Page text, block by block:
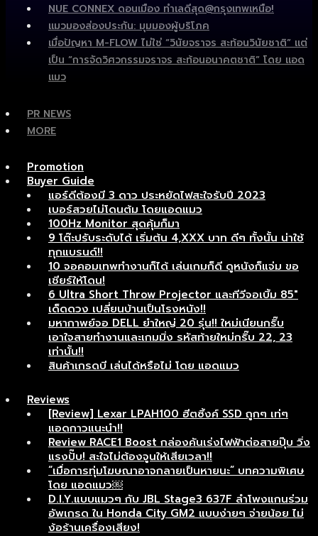
NUE CONNEX ดอนเมือง ทำเลดีสุด@กรุงเทพเหนือ!
แมวมองส่องประกัน: มุมมองผู้บริโภค
เมื่อปัญหา M-FLOW ไม่ใช่ “วินัยจราจร สะท้อนวินัยชาติ” แต่
เป็น “การจัดวิศวกรรมจราจร สะท้อนอนาคตชาติ” โดย แอด
แมว
PR NEWS
MORE
Promotion
Buyer Guide
แอร์ดีต้องมี 3 ดาว ประหยัดไฟสะใจรับปี 2023
เบอร์สวยไม่โดนต้ม โดยแอดแมว
100Hz Monitor สุดคุ้มก็มา
9 โต๊ะปรับระดับได้ เริ่มต้น 4,XXX บาท ดีๆ ทั้งนั้น น่าใช้
ทุกแบรนด์!!
10 จอคอมเทพทำงานก็ได้ เล่นเกมก็ดี ดูหนังก็แจ่ม ขอ
เชียร์ให้โดน!
6 Ultra Short Throw Projector และทีวีจอเบิ้ม 85″
เด็ดดวง เปลี่ยนบ้านเป็นโรงหนัง!!
มหากาพย์จอ DELL ยำใหญ่ 20 รุ่น!! ใหม่เนียนกริ๊บ
เอาใจสายทำงานและเกมมิ่ง รหัสท้ายใหม่กริ๊บ 22, 23
เท่านั้น!!
สินค้าเกรดบี เล่นได้หรือไม่ โดย แอดแมว
Reviews
[Review] Lexar LPAH100 ฮีตซิ้งค์ SSD ถูกๆ เท่ๆ
แอดกาวแนะนำ!!
Review RACE1 Boost กล่องคันเร่งไฟฟ้าต่อสายปุ๊บ วิ่ง
แรงปั๊บ! สะใจไม่ต้องจูนให้เสียเวลา!!
“เมื่อการทุ่มโฆษณาอาจกลายเป็นหายนะ” บทความพิเศษ
โดย แอดแมว￼
D.I.Y.แบบแมวๆ กับ JBL Stage3 637F ลำโพงแกนร่วม
อัพเกรด ใน Honda City GM2 แบบง่ายๆ จ่ายน้อย ไม่
ง้อร้านเครื่องเสียง!